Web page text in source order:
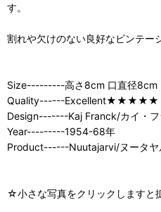
す。
割れや欠けのない良好なビンテー
Size---------高さ8cm 口直径8cm
Quality------Excellent★★★★★
Design-------Kaj Franck/カイ・フ
Year---------1954-68年
Product------Nuutajarvi/ヌータヤ
☆小さな写真をクリックしますと